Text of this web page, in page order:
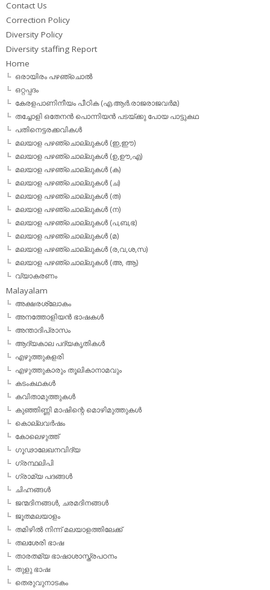
Contact Us
Correction Policy
Diversity Policy
Diversity staffing Report
Home
ഒരായിരം പഴഞ്ചൊല്‍
ഒറ്റപ്പദം
കേരളപാണിനീയം പീഠിക (എ.ആര്‍.രാജരാജവര്‍മ)
തച്ചോളി ഒതേനൻ പൊന്നിയൻ പടയ്‌ക്കു പോയ പാട്ടുകഥ
പതിനെട്ടരക്കവികള്‍
മലയാള പഴഞ്ചൊല്ലുകള്‍ (ഇ,ഈ)
മലയാള പഴഞ്ചൊല്ലുകള്‍ (ഉ,ഊ,എ)
മലയാള പഴഞ്ചൊല്ലുകള്‍ (ക)
മലയാള പഴഞ്ചൊല്ലുകള്‍ (ച)
മലയാള പഴഞ്ചൊല്ലുകള്‍ (ത)
മലയാള പഴഞ്ചൊല്ലുകള്‍ (ന)
മലയാള പഴഞ്ചൊല്ലുകള്‍ (പ,ബ,ഭ)
മലയാള പഴഞ്ചൊല്ലുകള്‍ (മ)
മലയാള പഴഞ്ചൊല്ലുകള്‍ (ര,വ,ശ,സ)
മലയാള പഴഞ്ചൊല്ലുകൾ (അ, ആ)
വ്യാകരണം
Malayalam
അക്ഷരശ്ലോകം
അനത്തോളിയന്‍ ഭാഷകള്‍
അന്താദിപ്രാസം
ആദ്യകാല പദ്യകൃതികള്‍
എഴുത്തുകളരി
എഴുത്തുകാരും തൂലികാനാമവും
കടംകഥകള്‍
കവിതാമുത്തുകള്‍
കുഞ്ഞിണ്ണി മാഷിന്റെ മൊഴിമുത്തുകള്‍
കൊല്ലവര്‍ഷം
കോലെഴുത്ത്
ഗൂഢാലേഖനവിദ്യ
ഗ്രന്ഥലിപി
ഗ്രാമ്യ പദങ്ങള്‍
ചിഹ്നങ്ങള്‍
ജന്മദിനങ്ങള്‍, ചരമദിനങ്ങള്‍
ജൂതമലയാളം
തമിഴില്‍ നിന്ന് മലയാളത്തിലേക്ക്
തലശേരി ഭാഷ
താരതമ്യ ഭാഷാശാസ്ത്രപഠനം
തുളു ഭാഷ
തെരുവുനാടകം